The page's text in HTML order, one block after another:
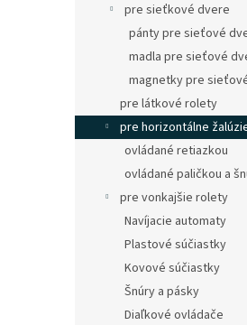
pre sieťkové dvere
pánty pre sieťové
madla pre sieťové
magnetky pre
pre látkové rolety
pre horizontálne
ovládané retiazkou
ovládané paličkou a
pre vonkajšie rolety
Navíjacie automaty
Plastové súčiastky
Kovové súčiastky
Šnúry a pásky
Diaľkové ovládače